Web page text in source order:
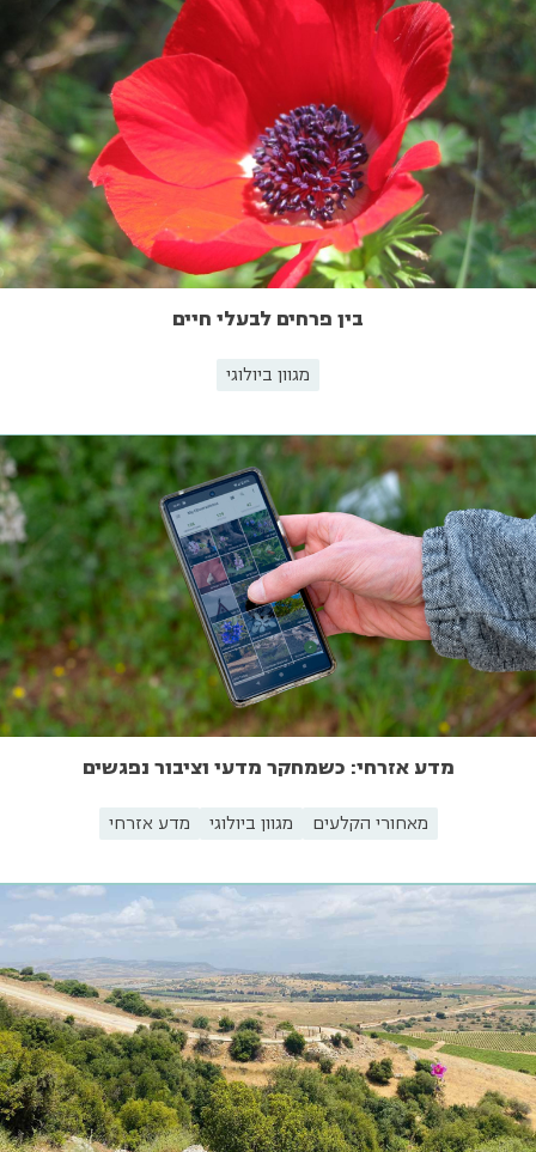
בין פרחים לבעלי חיים
מגוון ביולוגי
מדע אזרחי: כשמחקר מדעי וציבור נפגשים
מאחורי הקלעים מגוון ביולוגי מדע אזרחי